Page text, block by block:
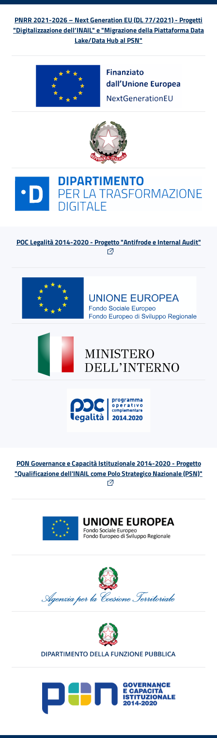
PNRR 2021-2026 – Next Generation EU (DL 77/2021) - Progetti
"Digitalizzazione dell’INAIL" e "Migrazione della Piattaforma Data
Lake/Data Hub al PSN"
POC Legalità 2014-2020 - Progetto "Antifrode e Internal Audit"
PON Governance e Capacità Istituzionale 2014-2020 - Progetto
"Qualificazione dell'INAIL come Polo Strategico Nazionale (PSN)"